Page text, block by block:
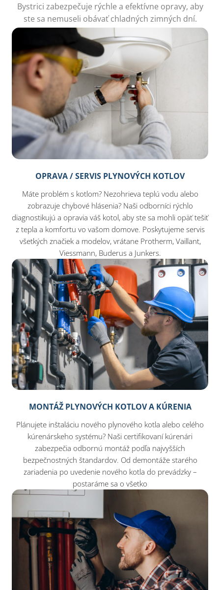
Bystrici zabezpečuje rýchle a efektívne opravy, aby
ste sa nemuseli obávať chladných zimných dní.
Naši odborníci sú pripravení pomôcť!
OPRAVA / SERVIS PLYNOVÝCH KOTLOV
Máte problém s kotlom? Nezohrieva teplú vodu alebo
zobrazuje chybové hlásenia? Naši odborníci rýchlo
diagnostikujú a opravia váš kotol, aby ste sa mohli opäť tešiť
z tepla a komfortu vo vašom domove. Poskytujeme servis
všetkých značiek a modelov, vrátane Protherm, Vaillant,
Viessmann, Buderus a Junkers.​
MONTÁŽ PLYNOVÝCH KOTLOV A KÚRENIA
Plánujete inštaláciu nového plynového kotla alebo celého
kúrenárskeho systému? Naši certifikovaní kúrenári
zabezpečia odbornú montáž podľa najvyšších
bezpečnostných štandardov. Od demontáže starého
zariadenia po uvedenie nového kotla do prevádzky –
postaráme sa o všetko